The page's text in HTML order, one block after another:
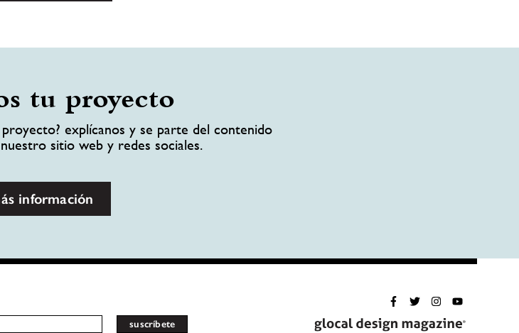
tu proyecto
explícanos y se parte del contenido
sitio web y redes sociales.
información
suscríbete